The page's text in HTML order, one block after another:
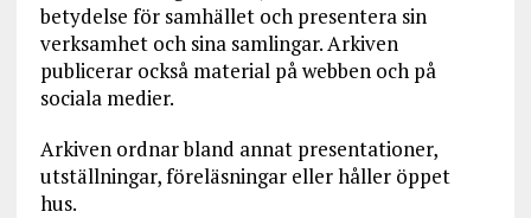
betydelse för samhället och presentera sin
verksamhet och sina samlingar. Arkiven
publicerar också material på webben och på
sociala medier.
Arkiven ordnar bland annat presentationer,
utställningar, föreläsningar eller håller öppet
hus.